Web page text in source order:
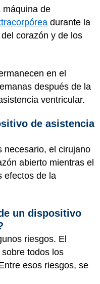
máquina de
durante la
corazón y de los
en el
después de la
ventricular.
de asistencia
necesario, el cirujano
abierto mientras el
efectos de la
un dispositivo
riesgos. El
todos los
esos riesgos, se